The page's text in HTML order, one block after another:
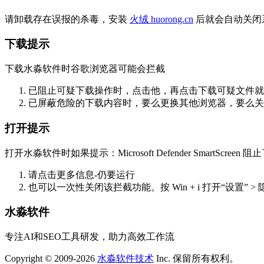
请卸载存在误报的杀毒，安装 火绒 huorong.cn 后就会自动关
下载提示
下载水淼软件时谷歌浏览器可能会拦截
已阻止可疑下载操作时，点击他，再点击下载可疑文件
已屏蔽危险的下载内容时，要么更换其他浏览器，要么
打开提示
打开水淼软件时如果提示：Microsoft Defender SmartScreen 阻
请点击更多信息-仍要运行
也可以一次性关闭该拦截功能。按 Win + i 打开“设置” >
水淼软件
专注AI和SEO工具研发，助力高效工作流
Copyright © 2009-2026 水淼软件技术 Inc. 保留所有权利。